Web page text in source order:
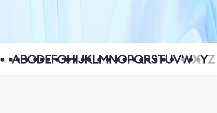
ABCDEFGHIJKLMNOPQRSTUVWXYZ